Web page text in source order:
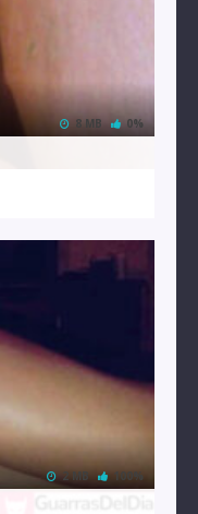
8 MB 0%
2 MB 100%